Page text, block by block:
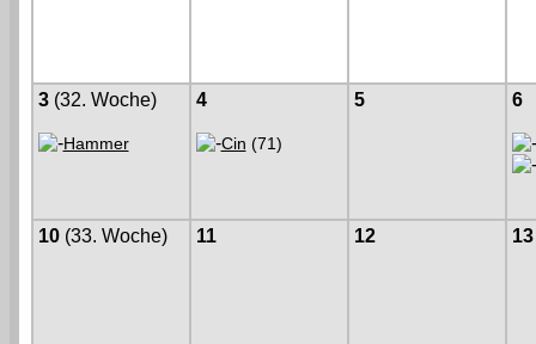
3(32. Woche)
Hammer
4
Cin (71)
5 6
10(33. Woche) 11 12 13